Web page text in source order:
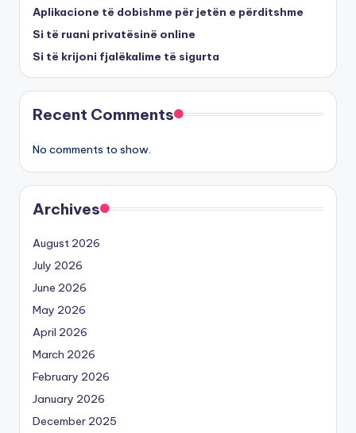
Aplikacione të dobishme për jetën e përditshme
Si të ruani privatësinë online
Si të krijoni fjalëkalime të sigurta
Recent Comments
No comments to show.
Archives
August 2026
July 2026
June 2026
May 2026
April 2026
March 2026
February 2026
January 2026
December 2025